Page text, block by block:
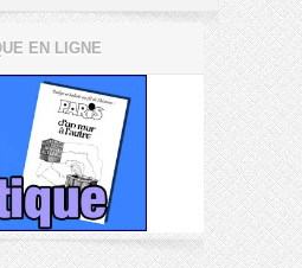
EN LIGNE